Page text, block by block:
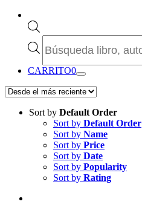
de
CARRITO0
Sort by Default Order
Sort by Default Order
Sort by Name
Sort by Price
Sort by Date
Sort by Popularity
Sort by Rating